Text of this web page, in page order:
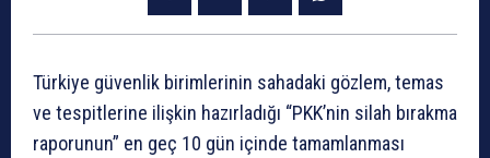
Türkiye güvenlik birimlerinin sahadaki gözlem, temas
ve tespitlerine ilişkin hazırladığı “PKK’nin silah bırakma
raporunun” en geç 10 gün içinde tamamlanması